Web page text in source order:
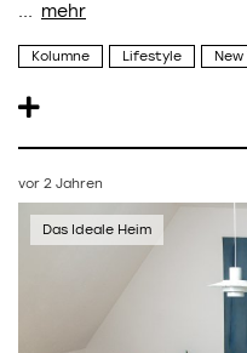
...
Kolumne Lifestyle New
vor 2 Jahren